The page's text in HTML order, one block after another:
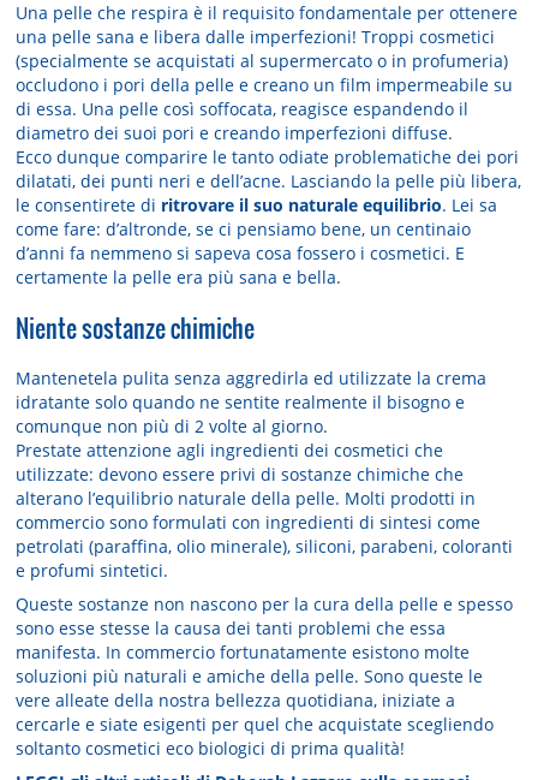
Una pelle che respira è il requisito fondamentale per ottenere
una pelle sana e libera dalle imperfezioni! Troppi cosmetici
(specialmente se acquistati al supermercato o in profumeria)
occludono i pori della pelle e creano un film impermeabile su
di essa. Una pelle così soffocata, reagisce espandendo il
diametro dei suoi pori e creando imperfezioni diffuse.
Ecco dunque comparire le tanto odiate problematiche dei pori
dilatati, dei punti neri e dell’acne. Lasciando la pelle più libera,
le consentirete di ritrovare il suo naturale equilibrio. Lei sa
come fare: d’altronde, se ci pensiamo bene, un centinaio
d’anni fa nemmeno si sapeva cosa fossero i cosmetici. E
certamente la pelle era più sana e bella.
Niente sostanze chimiche
Mantenetela pulita senza aggredirla ed utilizzate la crema
idratante solo quando ne sentite realmente il bisogno e
comunque non più di 2 volte al giorno.
Prestate attenzione agli ingredienti dei cosmetici che
utilizzate: devono essere privi di sostanze chimiche che
alterano l’equilibrio naturale della pelle. Molti prodotti in
commercio sono formulati con ingredienti di sintesi come
petrolati (paraffina, olio minerale), siliconi, parabeni, coloranti
e profumi sintetici.
Queste sostanze non nascono per la cura della pelle e spesso
sono esse stesse la causa dei tanti problemi che essa
manifesta. In commercio fortunatamente esistono molte
soluzioni più naturali e amiche della pelle. Sono queste le
vere alleate della nostra bellezza quotidiana, iniziate a
cercarle e siate esigenti per quel che acquistate scegliendo
soltanto cosmetici eco biologici di prima qualità!